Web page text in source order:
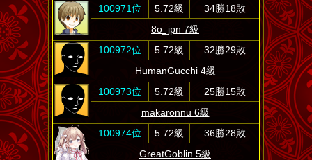
100971位
5.72級
34勝18敗
8o_jpn 7級
100972位
5.72級
32勝29敗
HumanGucchi 4級
100973位
5.72級
25勝15敗
makaronnu 6級
100974位
5.72級
36勝28敗
GreatGoblin 5級